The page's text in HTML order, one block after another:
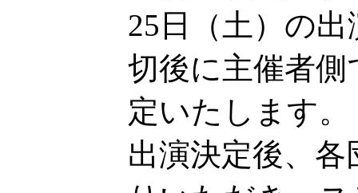
25日（土）の
切後に主催者
定いたします。
出演決定後、